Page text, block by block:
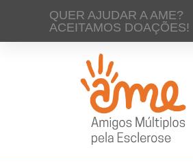
QUER AJUDAR A AME?
ACEITAMOS DOAÇÕES!